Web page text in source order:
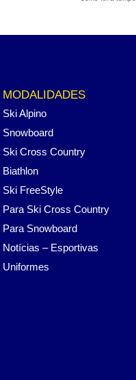
MODALIDADES
Ski Alpino
Snowboard
Ski Cross Country
Biathlon
Ski FreeStyle
Para Ski Cross Country
Para Snowboard
Notícias – Esportivas
Uniformes